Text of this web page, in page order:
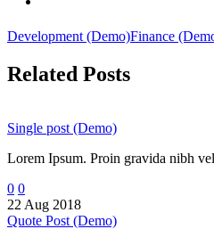
Development (Demo)Finance
Related Posts
Single post (Demo)
Lorem Ipsum. Proin gravida nibh
0 0
22 Aug 2018
Quote Post (Demo)